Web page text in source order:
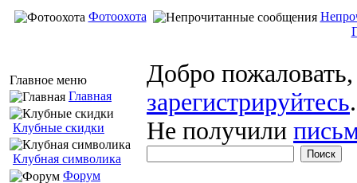
Фотоохота
Главное меню
Главная
Клубные скидки
Клубная символика
Форум
Добро
зарегистрируйтесь.
Не получили